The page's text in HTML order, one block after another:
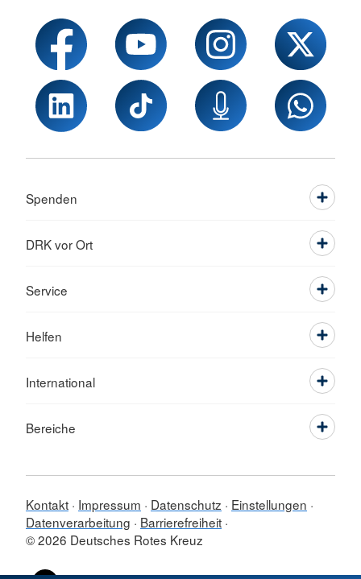
Spenden
DRK vor Ort
Service
Helfen
International
Bereiche
Kontakt Impressum Datenschutz
Einstellungen
Datenverarbeitung
Barrierefreiheit
© 2026 Deutsches Rotes Kreuz
Sprache wechseln zu